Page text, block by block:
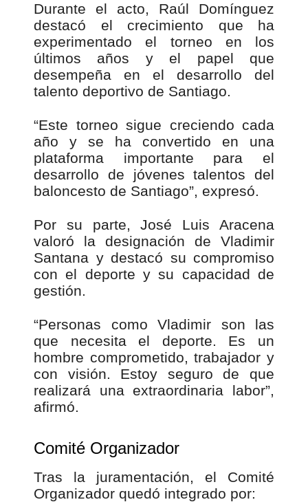
Durante el acto, Raúl Domínguez
destacó el crecimiento que ha
experimentado el torneo en los
últimos años y el papel que
desempeña en el desarrollo del
talento deportivo de Santiago.
“Este torneo sigue creciendo cada
año y se ha convertido en una
plataforma importante para el
desarrollo de jóvenes talentos del
baloncesto de Santiago”, expresó.
Por su parte, José Luis Aracena
valoró la designación de Vladimir
Santana y destacó su compromiso
con el deporte y su capacidad de
gestión.
“Personas como Vladimir son las
que necesita el deporte. Es un
hombre comprometido, trabajador y
con visión. Estoy seguro de que
realizará una extraordinaria labor”,
afirmó.
Comité Organizador
Tras la juramentación, el Comité
Organizador quedó integrado por: